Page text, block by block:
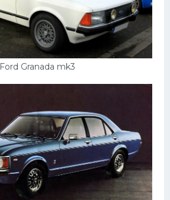
Ford Granada mk3